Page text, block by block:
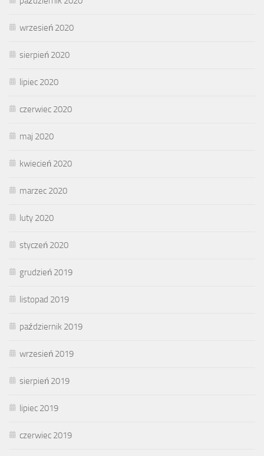
wrzesień 2020
sierpień 2020
lipiec 2020
czerwiec 2020
maj 2020
kwiecień 2020
marzec 2020
luty 2020
styczeń 2020
grudzień 2019
listopad 2019
październik 2019
wrzesień 2019
sierpień 2019
lipiec 2019
czerwiec 2019